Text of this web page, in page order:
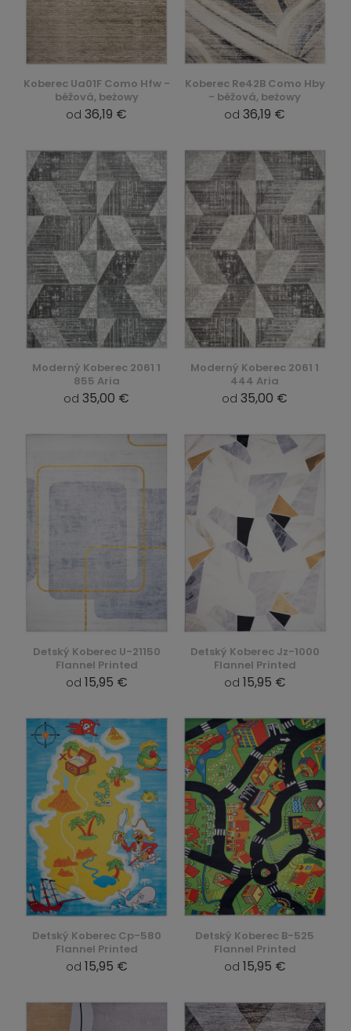
Koberec Ua01F Como Hfw -
béžová, beżowy
od 36,19 €
Koberec Re42B Como Hby
- béžová, beżowy
od 36,19 €
Moderný Koberec 2061 1
855 Aria
od 35,00 €
Moderný Koberec 2061 1
444 Aria
od 35,00 €
Detský Koberec U-21150
Flannel Printed
od 15,95 €
Detský Koberec Jz-1000
Flannel Printed
od 15,95 €
Detský Koberec Cp-580
Flannel Printed
od 15,95 €
Detský Koberec B-525
Flannel Printed
od 15,95 €